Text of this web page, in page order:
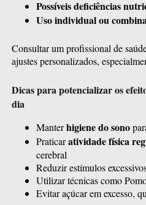
Possíveis deficiências
Uso individual ou
Consultar um profissional de
ajustes personalizados,
Dicas para potencializar os
dia
Manterhigiene do sono
Praticaratividade física
cerebral
Reduzir estímulos
Utilizar técnicas como
Evitar açúcar em excesso,